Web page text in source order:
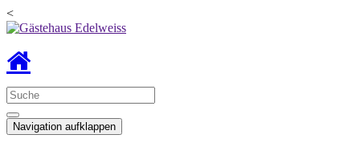
<
Navigation aufklappen